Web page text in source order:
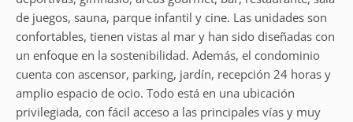
de juegos, sauna, parque infantil y cine. Las unidades son
confortables, tienen vistas al mar y han sido diseñadas con
un enfoque en la sostenibilidad. Además, el condominio
cuenta con ascensor, parking, jardín, recepción 24 horas y
amplio espacio de ocio. Todo está en una ubicación
privilegiada, con fácil acceso a las principales vías y muy